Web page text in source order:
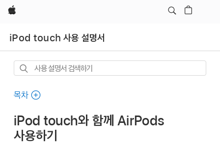
Apple
iPod touch 사용 설명서
사용
검색하기
목차
iPod touch와 함께 AirPods
사용하기